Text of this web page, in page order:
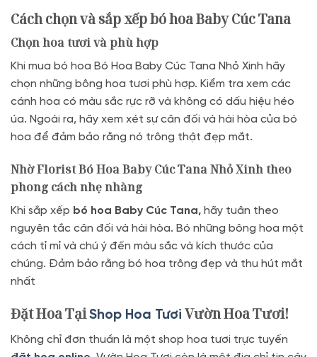
Cách chọn và sắp xếp bó hoa Baby Cúc Tana
Chọn hoa tươi và phù hợp
Khi mua bó hoa Bó Hoa Baby Cúc Tana Nhỏ Xinh hãy
chọn những bông hoa tươi phù hợp. Kiểm tra xem các
cánh hoa có màu sắc rực rỡ và không có dấu hiệu héo
úa. Ngoài ra, hãy xem xét sự cân đối và hài hòa của bó
hoa để đảm bảo rằng nó trông thật đẹp mắt.
Nhờ Florist Bó Hoa Baby Cúc Tana Nhỏ Xinh theo
phong cách nhẹ nhàng
Khi sắp xếp bó hoa Baby Cúc Tana, hãy tuân theo
nguyên tắc cân đối và hài hòa. Bó những bông hoa một
cách tỉ mỉ và chú ý đến màu sắc và kích thước của
chúng. Đảm bảo rằng bó hoa trông đẹp và thu hút mắt
nhất
Đặt Hoa TạiShop Hoa Tươi Vườn Hoa Tươi!
Không chỉ đơn thuần là một shop hoa tươi trực tuyến